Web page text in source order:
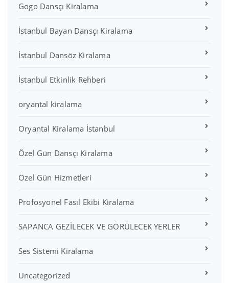
Gogo Dansçı Kiralama
İstanbul Bayan Dansçı Kiralama
İstanbul Dansöz Kiralama
İstanbul Etkinlik Rehberi
oryantal kiralama
Oryantal Kiralama İstanbul
Özel Gün Dansçı Kiralama
Özel Gün Hizmetleri
Profosyonel Fasıl Ekibi Kiralama
SAPANCA GEZİLECEK VE GÖRÜLECEK YERLER
Ses Sistemi Kiralama
Uncategorized